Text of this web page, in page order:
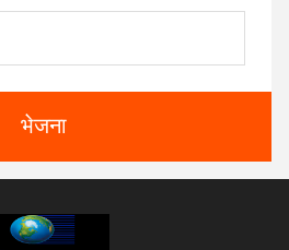
भेजना